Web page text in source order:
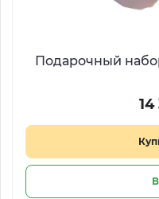
Подарочный
14